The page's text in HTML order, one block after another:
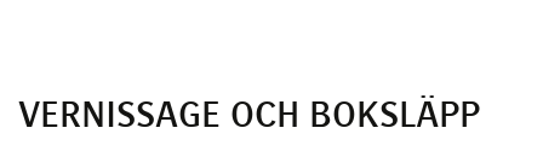
VERNISSAGE OCH BOKSLÄPP